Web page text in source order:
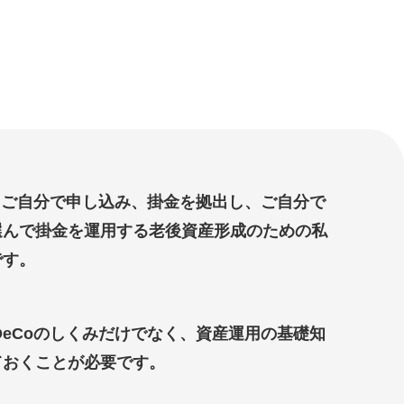
自分で申し込み、掛金を拠出し、ご自分で
で掛金を運用する老後資産形成のための私
。
のしくみだけでなく、資産運用の基礎知
くことが必要です。